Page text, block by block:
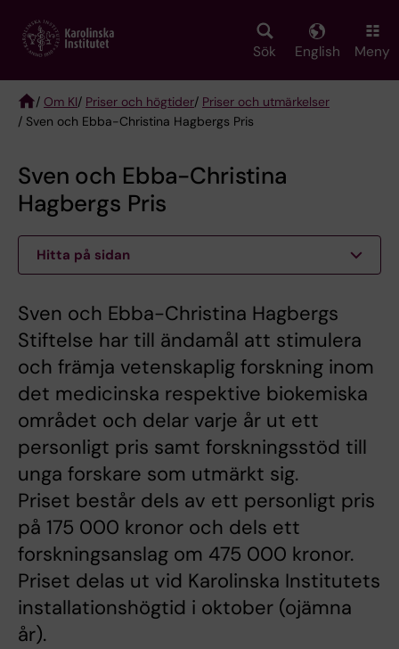
main
Sök English Meny
Breadcrumb
/ Om KI/ Priser och högtider/ Priser och utmärkelser
/ Sven och Ebba-Christina Hagbergs Pris
Sven och Ebba-Christina
Hagbergs Pris
Hitta på sidan
Sven och Ebba-Christina Hagbergs
Stiftelse har till ändamål att stimulera
och främja vetenskaplig forskning inom
det medicinska respektive biokemiska
området och delar varje år ut ett
personligt pris samt forskningsstöd till
unga forskare som utmärkt sig.
Priset består dels av ett personligt pris
på 175 000 kronor och dels ett
forskningsanslag om 475 000 kronor.
Priset delas ut vid Karolinska Institutets
installationshögtid i oktober (ojämna
år).